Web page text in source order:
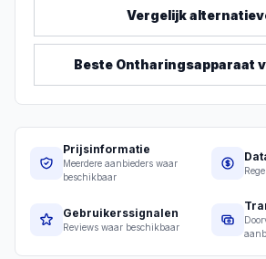
Vergelijk
Beste Ontharingsapparaat
Prijsinformatie
Meerdere aanbieders waar
beschikbaar
Gebruikerssignalen
Reviews waar beschikbaar